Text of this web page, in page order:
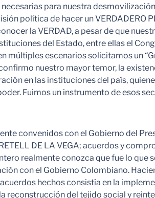
para nuestra
política de hacer un VERDADERO
la VERDAD, a pesar de que
del Estado, entre ellas el
múltiples escenarios solicitamos un
nuestro mayor temor, la
en las instituciones del país,
Fuimos un instrumento de esos
convenidos con el Gobierno del
DE LA VEGA; acuerdos y
realmente conozca que fue lo
con el Gobierno Colombiano.
hechos consistía en la
reconstrucción del tejido social y